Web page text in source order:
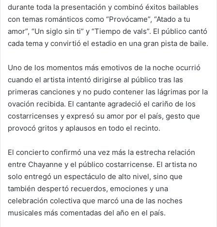
durante toda la presentación y combinó éxitos bailables
con temas románticos como “Provócame”, “Atado a tu
amor”, “Un siglo sin ti” y “Tiempo de vals”. El público cantó
cada tema y convirtió el estadio en una gran pista de baile.
Uno de los momentos más emotivos de la noche ocurrió
cuando el artista intentó dirigirse al público tras las
primeras canciones y no pudo contener las lágrimas por la
ovación recibida. El cantante agradeció el cariño de los
costarricenses y expresó su amor por el país, gesto que
provocó gritos y aplausos en todo el recinto.
El concierto confirmó una vez más la estrecha relación
entre Chayanne y el público costarricense. El artista no
solo entregó un espectáculo de alto nivel, sino que
también despertó recuerdos, emociones y una
celebración colectiva que marcó una de las noches
musicales más comentadas del año en el país.